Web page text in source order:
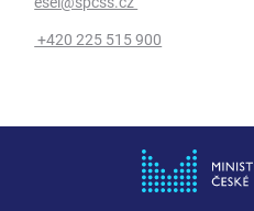
+420 225 515 900